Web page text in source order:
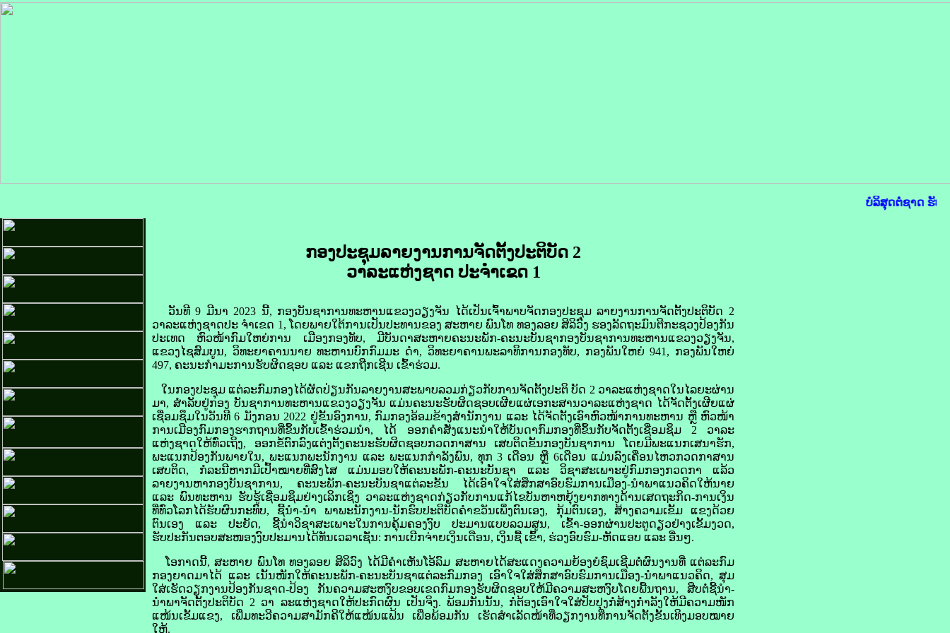
ບໍລິສຸດຕໍ່ຊາດ ຮັບໃ
ກອງ​ປະຊຸມ​ລາຍ​ງານ​ການຈັດຕັ້ງ​ປະຕິບັດ 2
ວາລະ​ແຫ່ງ​ຊາດ ປະຈຳ​ເຂດ 1
ວັນທີ 9 ມີນາ 2023 ນີ້, ກອງບັນຊາການທະຫານແຂວງວຽງຈັນ ໄດ້ເປັນເຈົ້າພາບຈັດກອງປະຊຸມ ລາຍງານການຈັດຕັ້ງປະຕິບັດ 2
ວາລະແຫ່ງຊາດປະ ຈຳເຂດ 1, ໂດຍພາຍໃຕ້ການເປັນປະທານຂອງ ສະຫາຍ ພົນໂທ ທອງລອຍ ສິລິວົງ ຮອງລັດຖະມົນຕີກະຊວງປ້ອງກັນ
ປະເທດ ຫົວໜ້າກົມໃຫຍ່ການ ເມືອງກອງທັບ, ມີບັນດາສະຫາຍຄະນະພັກ-ຄະນະບັນຊາກອງບັນຊາການທະຫານແຂວງວຽງຈັນ,
ແຂວງໄຊສົມບູນ, ວິທະຍາຄານນາຍ ທະຫານບົກກົມມະ ດຳ, ວິທະຍາຄານພະລາທິການກອງທັບ, ກອງພັນໃຫຍ່ 941, ກອງພັນໃຫຍ່
497, ຄະນະກຳມະການຮັບຜິດຊອບ ແລະ ແຂກຖືກເຊີນ ເຂົ້າຮ່ວມ.
ໃນກອງປະຊຸມ ແຕ່ລະກົມກອງໄດ້ຜັດປ່ຽນກັນລາຍງານສະພາບລວມກ່ຽວກັບການຈັດຕັ້ງປະຕິ ບັດ 2 ວາລະແຫ່ງຊາດໃນໄລຍະຜ່ານ
ມາ, ສຳລັບຢູ່ກອງ ບັນຊາການທະຫານແຂວງວຽງຈັນ ແມ່ນຄະນະຮັບຜິດຊອບເຜີຍແຜ່ເອກະສານວາລະແຫ່ງຊາດ ໄດ້ຈັດຕັ້ງເຜີຍແຜ່
ເຊື່ອມຊຶມໃນວັນທີ 6 ມັງກອນ 2022 ຢູ່ຂັ້ນອົງການ, ກົມກອງອ້ອມຂ້າງສຳນັກງານ ແລະ ໄດ້ຈັດຕັ້ງເອົາຫົວໜ້າການທະຫານ ຫຼື ຫົວໜ້າ
ການເມືອງກົມກອງຮາກຖານທີ່ຂຶ້ນກັບເຂົ້າຮ່ວມນຳ, ໄດ້ ອອກຄຳສັ່ງແນະນຳໃຫ້ບັນດາກົມກອງທີ່ຂຶ້ນກັບຈັດຕັ້ງເຊື່ອມຊຶມ 2 ວາລະ
ແຫ່ງຊາດໃຫ້ທົ່ວເຖິງ, ອອກຂໍ້ຕົກລົງແຕ່ງຕັ້ງຄະນະຮັບຜິດຊອບກວດກາສານ ເສບຕິດຂັ້ນກອງບັນຊາການ ໂດຍມີພະແນກເສນາຮັກ,
ພະແນກປ້ອງກັນພາຍໃນ, ພະແນກພະນັກງານ ແລະ ພະແນກກຳລັງພົນ, ທຸກ 3 ເດືອນ ຫຼື 6ເດືອນ ແມ່ນລົງເຄື່ອນໄຫວກວດກາສານ
ເສບຕິດ, ກໍລະນີຫາກມີເປົ້າໝາຍທີ່ສົງໄສ ແມ່ນມອບໃຫ້ຄະນະພັກ-ຄະນະບັນຊາ ແລະ ວິຊາສະເພາະຢູ່ກົມກອງກວດກາ ແລ້ວ
ລາຍງານຫາກອງບັນຊາການ, ຄະນະພັກ-ຄະນະບັນຊາແຕ່ລະຂັ້ນ ໄດ້ເອົາໃຈໃສ່ສຶກສາອົບຮົມການເມືອງ-ນຳພາແນວຄິດໃຫ້ນາຍ
ແລະ ພົນທະຫານ ຮັບຮູ້ເຊື່ອມຊຶມຢ່າງເລິກເຊິ່ງ ວາລະແຫ່ງຊາດກ່ຽວກັບການແກ້ໄຂບັນຫາຫຍຸ້ງຍາກທາງດ້ານເສດຖະກິດ-ການເງິນ
ທີ່ທົ່ວໂລກໄດ້ຮັບຜົນກະທົບ, ຊີ້ນຳ-ນຳ ພາພະນັກງານ-ນັກຮົບປະຕິບັດຄຳຂວັນເພິ່ງຕົນເອງ, ກຸ້ມຕົນເອງ, ສ້າງຄວາມເຂັ້ມ ແຂງດ້ວຍ
ຕົນເອງ ແລະ ປະຍັດ, ຊີ້ນຳວິຊາສະເພາະໃນການຄຸ້ມຄອງງົບ ປະມານແບບລວມສູນ, ເຂົ້າ-ອອກຜ່ານປະຕູດຽວຢ່າງເຂັ້ມງວດ,
ຮັບປະກັນຕອບສະໜອງງົບປະມານໄດ້ທັນເວລາເຊັ່ນ: ການເບີກຈ່າຍເງິນເດືອນ, ເງິນຊື້ ເຂົ້າ, ຮ່ວງອົບຮົມ-ຫັດແອບ ແລະ ອື່ນໆ.
ໂອກາດນີ້, ສະຫາຍ ພົນໂທ ທອງລອຍ ສິລິວົງ ໄດ້ມີຄຳເຫັນໂອ້ລົມ ສະຫາຍໄດ້ສະແດງຄວາມຍ້ອງຍໍຊົມເຊີມຕໍ່ຜົນງານທີ່ ແຕ່ລະກົມ
ກອງຍາດມາໄດ້ ແລະ ເນັ້ນໜັກໃຫ້ຄະນະພັກ-ຄະນະບັນຊາແຕ່ລະກົມກອງ ເອົາໃຈໃສ່ສຶກສາອົບຮົມການເມືອງ-ນຳພາແນວຄິດ, ສຸມ
ໃສ່ເຮັດວຽກງານປ້ອງກັນຊາດ-ປ້ອງ ກັນຄວາມສະຫງົບຂອບເຂດກົມກອງຮັບຜິດຊອບໃຫ້ມີຄວາມສະຫງົບໂດຍພື້ນຖານ, ສືບຕໍ່ຊີ້ນຳ-
ນຳພາຈັດຕັ້ງປະຕິບັດ 2 ວາ ລະແຫ່ງຊາດໃຫ້ປະກົດຜົນ ເປັນຈິງ. ພ້ອມກັນນັ້ນ, ກໍຕ້ອງເອົາໃຈໃສ່ປັບປຸງກໍ່ສ້າງກຳລັງໃຫ້ມີຄວາມໜັກ
ແໜ້ນເຂັ້ມແຂງ, ເພີ່ມທະວີຄວາມສາມັກຄີໃຫ້ແໜ້ນແຟ້ນ ເພື່ອພ້ອມກັນ ເຮັດສຳເລັດໜ້າທີ່ວຽກງານທີ່ການຈັດຕັ້ງຂັ້ນເທິງມອບໝາຍ
ໃຫ້.